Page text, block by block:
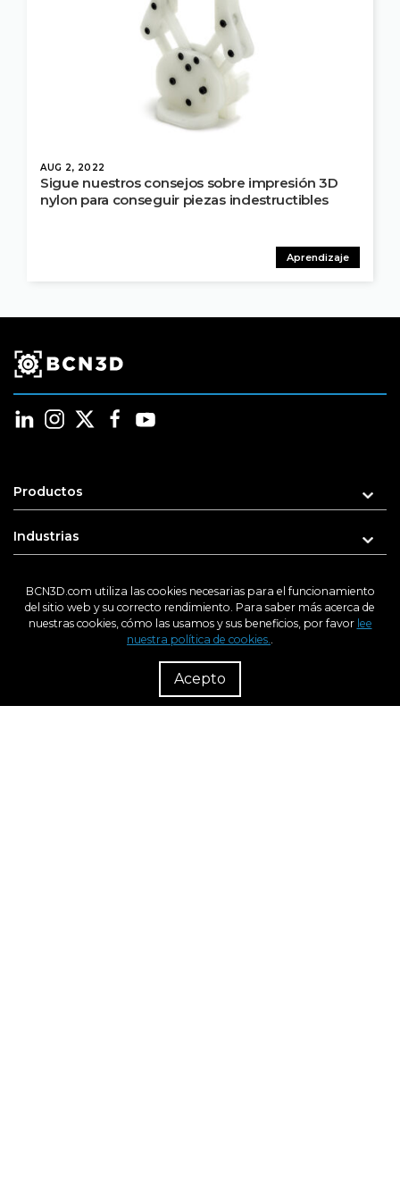
AUG 2, 2022
Aprendizaje
Sigue nuestros consejos sobre impresión 3D
nylon para conseguir piezas indestructibles
Productos
Industrias
Soporte
BCN3D.com utiliza las cookies necesarias para el funcionamiento
del sitio web y su correcto rendimiento. Para saber más acerca de
nuestras cookies, cómo las usamos y sus beneficios, por favor lee
nuestra política de cookies..
Acepto